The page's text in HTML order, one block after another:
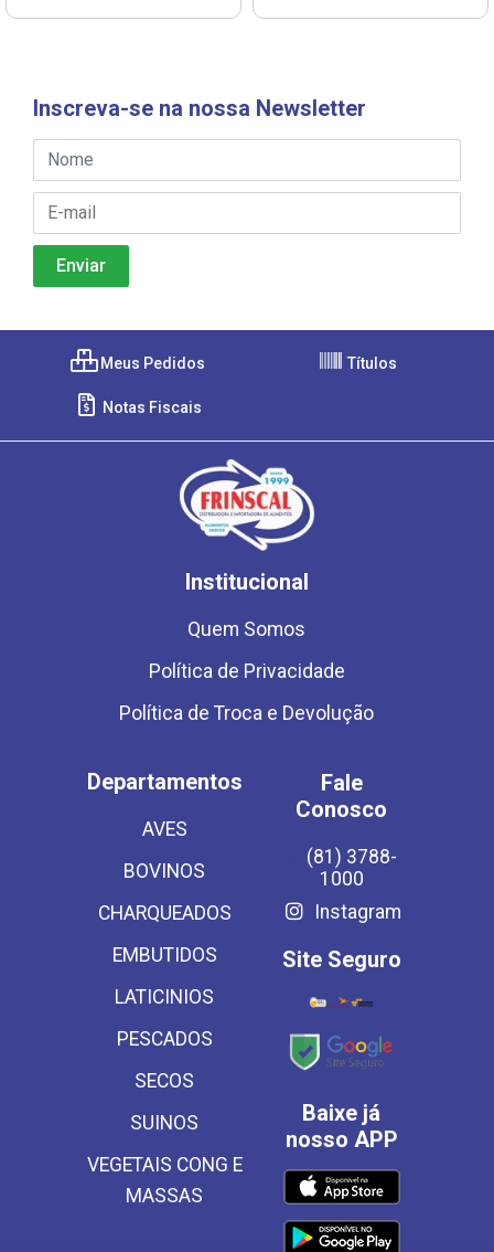
Inscreva-se na nossa Newsletter
Meus Pedidos Títulos
Notas Fiscais
Institucional
Quem Somos
Política de Privacidade
Política de Troca e Devolução
Departamentos
AVES
BOVINOS
CHARQUEADOS
EMBUTIDOS
LATICINIOS
PESCADOS
SECOS
SUINOS
VEGETAIS CONG E
MASSAS
Fale
Conosco
(81) 3788-
1000
Instagram
Site Seguro
Baixe já
nosso APP